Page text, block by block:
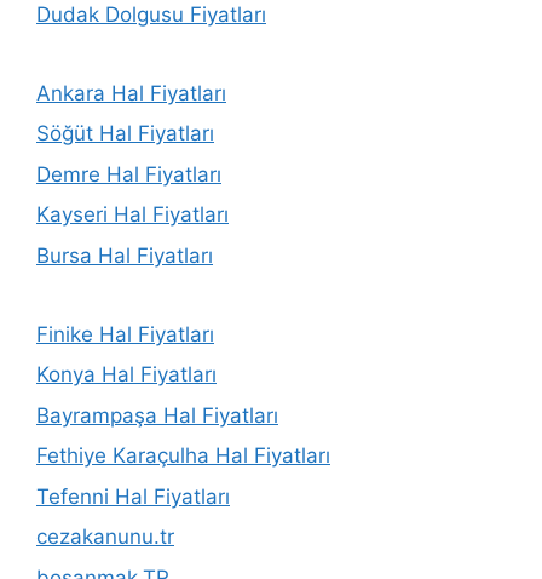
Dudak Dolgusu Fiyatları
Ankara Hal Fiyatları
Söğüt Hal Fiyatları
Demre Hal Fiyatları
Kayseri Hal Fiyatları
Bursa Hal Fiyatları
Finike Hal Fiyatları
Konya Hal Fiyatları
Bayrampaşa Hal Fiyatları
Fethiye Karaçulha Hal Fiyatları
Tefenni Hal Fiyatları
cezakanunu.tr